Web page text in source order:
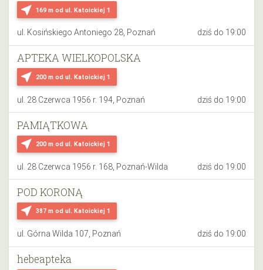
near_me 169 m od ul. Katoickiej 1
ul. Kosińskiego Antoniego 28, Poznań dziś do 19:00
near_me 200 m od ul. Katoickiej 1
APTEKA WIELKOPOLSKA
ul. 28 Czerwca 1956 r. 194, Poznań dziś do 19:00
near_me 200 m od ul. Katoickiej 1
PAMIĄTKOWA
ul. 28 Czerwca 1956 r. 168, Poznań-Wilda dziś do 19:00
near_me 387 m od ul. Katoickiej 1
POD KORONĄ
ul. Górna Wilda 107, Poznań dziś do 19:00
hebeapteka